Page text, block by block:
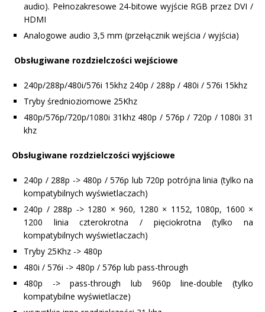
audio). Pełnozakresowe 24-bitowe wyjście RGB przez DVI /
HDMI
Analogowe audio 3,5 mm (przełącznik wejścia / wyjścia)
Obsługiwane rozdzielczości wejściowe
240p/288p/480i/576i 15khz 240p / 288p / 480i / 576i 15khz
Tryby średnioziomowe 25Khz
480p/576p/720p/1080i 31khz480p / 576p / 720p / 1080i 31
khz
Obsługiwane rozdzielczości wyjściowe
240p / 288p -> 480p / 576p lub 720p potrójna linia (tylko na
kompatybilnych wyświetlaczach)
240p / 288p -> 1280 × 960, 1280 × 1152, 1080p, 1600 ×
1200 linia czterokrotna / pięciokrotna (tylko na
kompatybilnych wyświetlaczach)
Tryby 25Khz -> 480p
480i / 576i -> 480p / 576p lub pass-through
480p -> pass-through lub 960p line-double (tylko
kompatybilne wyświetlacze)